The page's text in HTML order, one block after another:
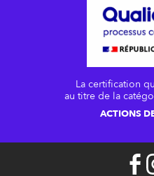
La certification
au titre de la
ACTIONS